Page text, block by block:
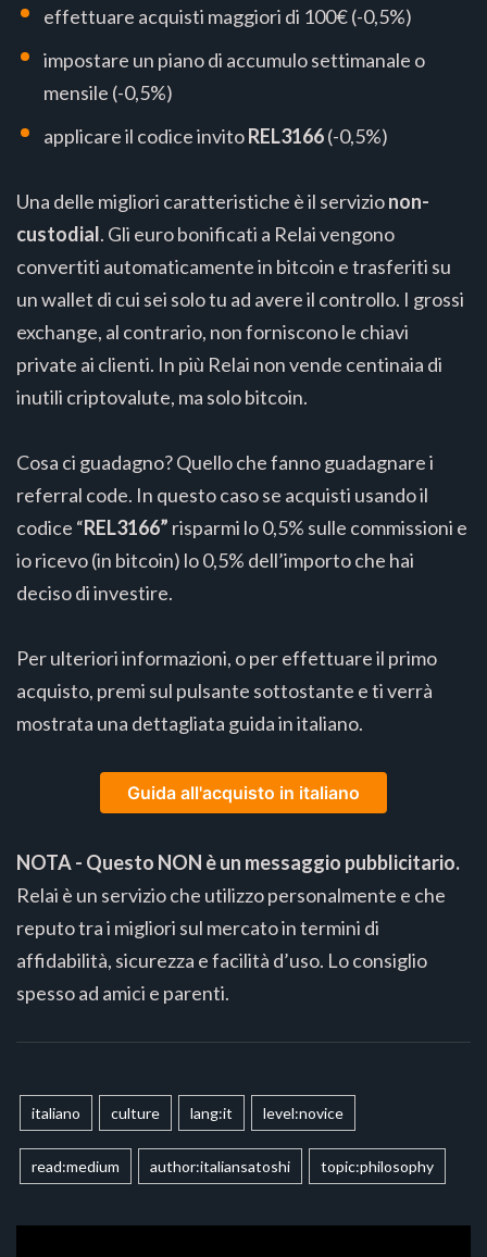
effettuare acquisti maggiori di 100€ (-0,5%)
impostare un piano di accumulo settimanale o
mensile (-0,5%)
applicare il codice invitoREL3166(-0,5%)
Una delle migliori caratteristiche è il servizionon-
custodial. Gli euro bonificati a Relai vengono
convertiti automaticamente in bitcoin e trasferiti su
un wallet di cui sei solo tu ad avere il controllo. I grossi
exchange, al contrario, non forniscono le chiavi
private ai clienti. In più Relai non vende centinaia di
inutili criptovalute, ma solo bitcoin.
Cosa ci guadagno? Quello che fanno guadagnare i
referral code. In questo caso se acquisti usando il
codice “REL3166” risparmi lo 0,5% sulle commissioni e
io ricevo (in bitcoin) lo 0,5% dell’importo che hai
deciso di investire.
Per ulteriori informazioni, o per effettuare il primo
acquisto, premi sul pulsante sottostante e ti verrà
mostrata una dettagliata guida in italiano.
Guida all'acquisto in italiano
NOTA - Questo NON è un messaggio pubblicitario.
Relai è un servizio che utilizzo personalmente e che
reputo tra i migliori sul mercato in termini di
affidabilità, sicurezza e facilità d’uso. Lo consiglio
spesso ad amici e parenti.
italiano culture lang:it level:novice
read:medium author:italiansatoshi topic:philosophy